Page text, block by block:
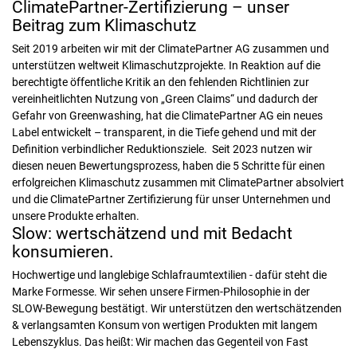
ClimatePartner-Zertifizierung – unser
Beitrag zum Klimaschutz
Seit 2019 arbeiten wir mit der ClimatePartner AG zusammen und
unterstützen weltweit Klimaschutzprojekte. In Reaktion auf die
berechtigte öffentliche Kritik an den fehlenden Richtlinien zur
vereinheitlichten Nutzung von „Green Claims“ und dadurch der
Gefahr von Greenwashing, hat die ClimatePartner AG ein neues
Label entwickelt – transparent, in die Tiefe gehend und mit der
Definition verbindlicher Reduktionsziele. Seit 2023 nutzen wir
diesen neuen Bewertungsprozess, haben die 5 Schritte für einen
erfolgreichen Klimaschutz zusammen mit ClimatePartner absolviert
und die ClimatePartner Zertifizierung für unser Unternehmen und
unsere Produkte erhalten.
Slow: wertschätzend und mit Bedacht
konsumieren.
Hochwertige und langlebige Schlafraumtextilien - dafür steht die
Marke Formesse. Wir sehen unsere Firmen-Philosophie in der
SLOW-Bewegung bestätigt. Wir unterstützen den wertschätzenden
& verlangsamten Konsum von wertigen Produkten mit langem
Lebenszyklus. Das heißt: Wir machen das Gegenteil von Fast